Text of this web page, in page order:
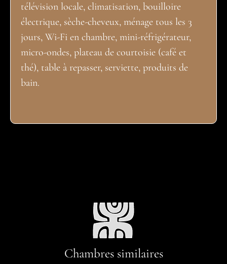
télévision locale, climatisation, bouilloire
électrique, sèche-cheveux, ménage tous les 3
jours, Wi-Fi en chambre, mini-réfrigérateur,
micro-ondes, plateau de courtoisie (café et
thé), table à repasser, serviette, produits de
bain.
Chambres similaires